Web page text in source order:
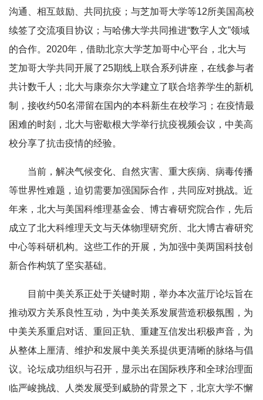
沟通、相互鼓励、共同抗疫；与芝加哥大学等12所美国高校
续签了交流项目协议；与哈佛大学共同推进“数字人文”领域
的合作。2020年，借助北京大学芝加哥中心平台，北大与
芝加哥大学共同开展了25期线上联合系列讲座，在线参与者
共计数千人；北大与康奈尔大学建立了联合培养学生的新机
制，接收约50名滞留在国内的本科新生在校学习；在疫情最
困难的时刻，北大与密歇根大学举行抗疫视频会议，中美高
校分享了抗击疫情的经验。
当前，解决气候变化、自然灾害、重大疾病、病毒传播
等世界性难题，迫切需要加强国际合作，共同应对挑战。近
年来，北大与美国科维理基金会、博古睿研究院合作，先后
成立了北大科维理天文与天体物理研究所、北大博古睿研究
中心等科研机构。这些工作的开展，为加强中美两国科技创
新合作构筑了坚实基础。
目前中美关系正处于关键时期，举办本次蓝厅论坛旨在
推动双方关系良性互动，为中美关系发展营造积极氛围，为
中美关系重启对话、重回正轨、重建互信发出积极声音，为
从整体上厘清、维护和发展中美关系提供更清晰的脉络与倡
议。论坛成功组织与召开，显示出在国际秩序和全球治理面
临严峻挑战、人类发展受到威胁的背景之下，北京大学不懈